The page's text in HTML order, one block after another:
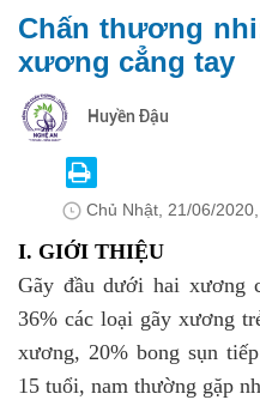
Chấn thương
xương cẳng tay
Huyền Đậu
Chủ Nhật, 21/06/
I. GIỚI THIỆU
Gãy đầu dưới hai xương
36% các loại gãy xương
xương, 20% bong sụn
15 tuổi, nam thường gặp